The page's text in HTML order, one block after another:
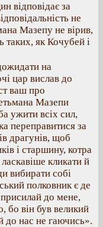
відповідає за
не
Мазепу не вірив,
таких, як Кочубей і
на
цар вислав до
ваш про
Мазепи
ужити всіх сил,
переправитися за
драгунів, щоб
і старшину, котра
кликати й
вибирати собі
полковник є де
до мене,
він був великий
до нас не гаючись».